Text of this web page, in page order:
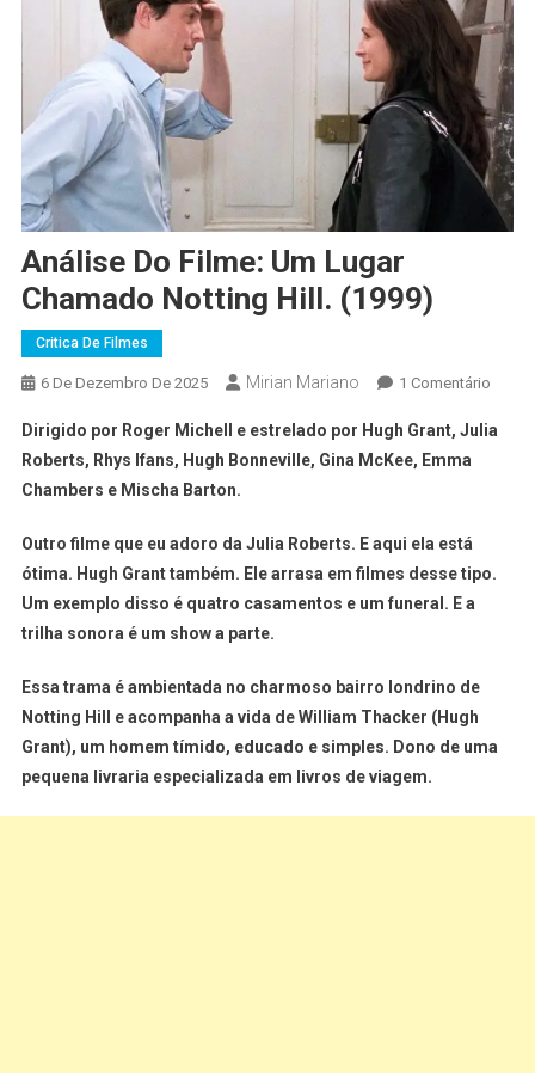
Análise Do Filme: Um Lugar
Chamado Notting Hill. (1999)
Critica De Filmes
6 De Dezembro De 2025 Mirian Mariano 1 Comentário
Dirigido por Roger Michell e estrelado por Hugh Grant, Julia
Roberts, Rhys Ifans, Hugh Bonneville, Gina McKee, Emma
Chambers e Mischa Barton.
Outro filme que eu adoro da Julia Roberts. E aqui ela está
ótima. Hugh Grant também. Ele arrasa em filmes desse tipo.
Um exemplo disso é quatro casamentos e um funeral. E a
trilha sonora é um show a parte.
Essa trama é ambientada no charmoso bairro londrino de
Notting Hill e acompanha a vida de William Thacker (Hugh
Grant), um homem tímido, educado e simples. Dono de uma
pequena livraria especializada em livros de viagem.